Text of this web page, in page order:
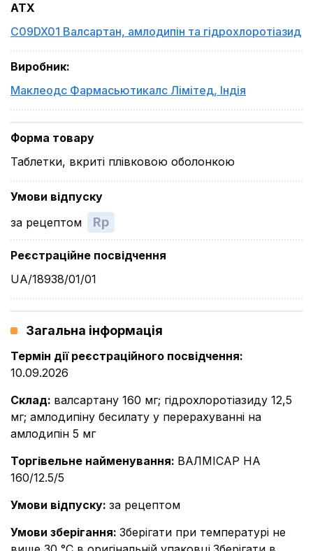
ATX
C09DX01 Валсартан, амлодипін та гідрохлоротіазид
Виробник:
Маклеодс Фармасьютикалс Лімітед, Індія
Форма товару
Таблетки, вкриті плівковою оболонкою
Умови відпуску
за рецептом
Rp
Реєстраційне посвідчення
UA/18938/01/01
Загальна інформація
Термін дії реєстраційного посвідчення:
10.09.2026
Склад: валсартану 160 мг; гідрохлоротіазиду 12,5
мг; амлодипіну бесилату у перерахуванні на
амлодипін 5 мг
Торгівельне найменування: ВАЛМІСАР НА
160/12.5/5
Умови відпуску: за рецептом
Умови зберігання: Зберігати при температурі не